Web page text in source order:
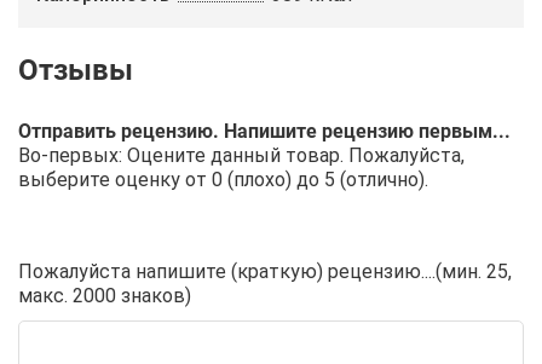
Отправить рецензию. Напишите рецензию первым...
Во-первых: Оцените данный товар. Пожалуйста,
выберите оценку от 0 (плохо) до 5 (отлично).
Пожалуйста напишите (краткую) рецензию....(мин. 25,
макс. 2000 знаков)